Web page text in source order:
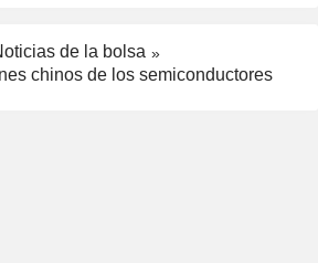
de la bolsa
chinos de los semiconductores